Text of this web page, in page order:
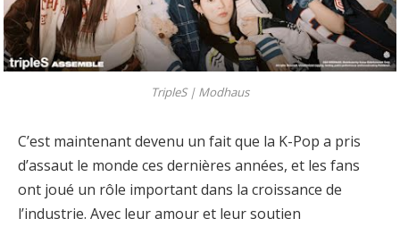
TripleS | Modhaus
C’est maintenant devenu un fait que la K-Pop a pris
d’assaut le monde ces dernières années, et les fans
ont joué un rôle important dans la croissance de
l’industrie. Avec leur amour et leur soutien